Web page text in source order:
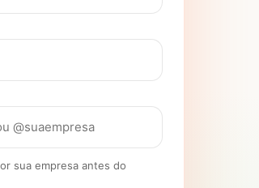
sua empresa antes do